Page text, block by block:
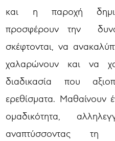
και η παροχή
προσφέρουν την
σκέφτονται, να
χαλαρώνουν και να
διαδικασία που
ερεθίσματα. Μαθαίνουν
ομαδικότητα,
αναπτύσσοντας τη